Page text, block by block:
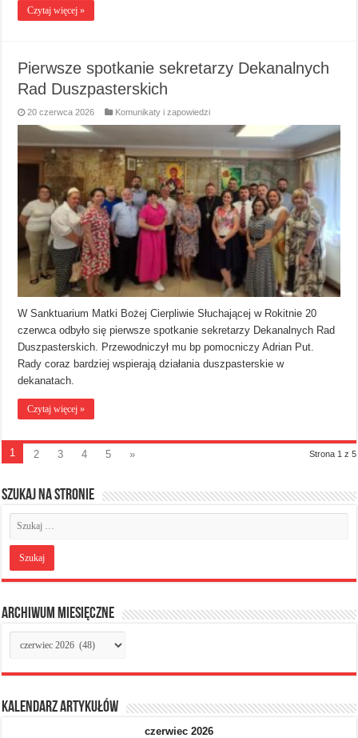
Czytaj więcej »
Pierwsze spotkanie sekretarzy Dekanalnych
Rad Duszpasterskich
20 czerwca 2026 Komunikaty i zapowiedzi
W Sanktuarium Matki Bożej Cierpliwie Słuchającej w Rokitnie 20
czerwca odbyło się pierwsze spotkanie sekretarzy Dekanalnych Rad
Duszpasterskich. Przewodniczył mu bp pomocniczy Adrian Put.
Rady coraz bardziej wspierają działania duszpasterskie w
dekanatach.
Czytaj więcej »
Strona 1 z 5
1 2 3 4 5 »
Szukaj na stronie
Archiwum miesięczne
Archiwum
miesięczne
Kalendarz artykułów
czerwiec 2026